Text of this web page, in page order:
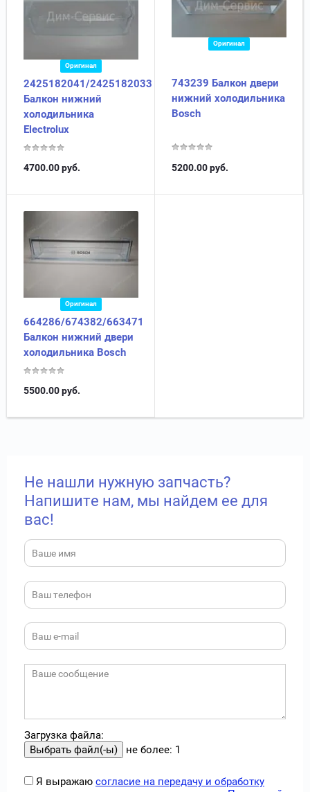
Оригинал
2425182041/2425182033
Балкон нижний
холодильника
Electrolux
4700.00руб.
Оригинал
743239 Балкон двери
нижний холодильника
Bosch
5200.00руб.
Оригинал
664286/674382/663471
Балкон нижний двери
холодильника Bosch
5500.00руб.
Не нашли нужную запчасть?
Напишите нам, мы найдем ее для
вас!
Загрузка файла:
не более: 1
Я выражаю согласие на передачу и обработку